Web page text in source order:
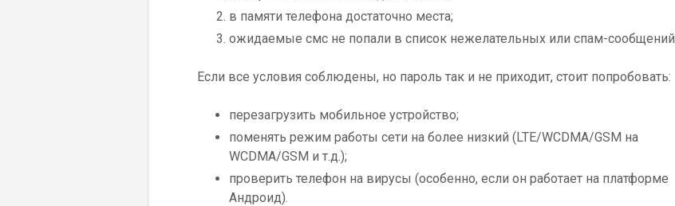
в памяти телефона достаточно места;
ожидаемые смс не попали в список нежелательных или спам-сообщений.
Если все условия соблюдены, но пароль так и не приходит, стоит попробовать:
перезагрузить мобильное устройство;
поменять режим работы сети на более низкий (LTE/WCDMA/GSM на
WCDMA/GSM и т.д.);
проверить телефон на вирусы (особенно, если он работает на платформе
Андроид).